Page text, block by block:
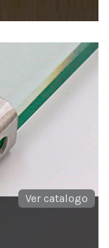
Ver catalogo